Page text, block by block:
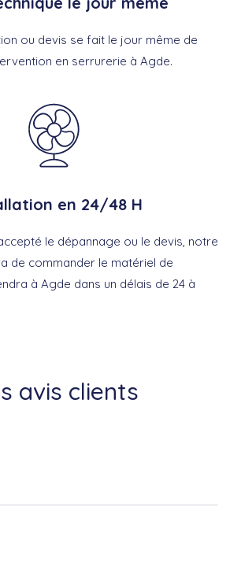
ou devis se fait le jour même de
en serrurerie à Agde.
en 24/48 H
le dépannage ou le devis, notre
de commander le matériel de
à Agde dans un délais de 24 à
avis clients